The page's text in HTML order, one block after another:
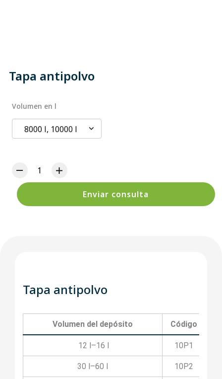
Tapa antipolvo
Volumen en l
8000 l, 10000 l
Enviar consulta
Tapa antipolvo
Volumen del depósito Código
12 l–16 l 10P1
30 l–60 l 10P2